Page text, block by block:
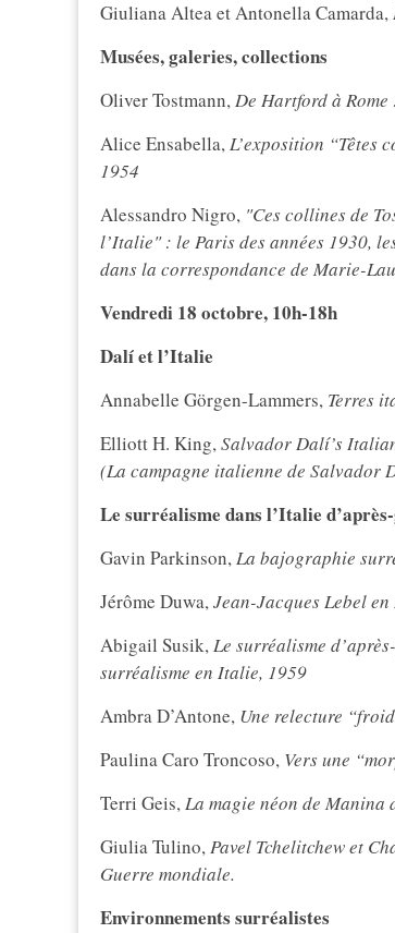
Giuliana Altea et Antonella Camarda,
Musées, galeries, collections
Oliver Tostmann,De Hartford à
Alice Ensabella,L’exposition “Têtes
1954
Alessandro Nigro, "Ces collines de
l’Italie" : le Paris des années 1930,
dans la correspondance de Marie-
Vendredi 18 octobre, 10h-18h
Dalí et l’Italie
Annabelle Görgen-Lammers, Terres
Elliott H. King,Salvador Dalí’s
(La campagne italienne de Salvador
Le surréalisme dans l’Italie
Gavin Parkinson,La bajographie
Jérôme Duwa,Jean-Jacques Lebel
Abigail Susik,Le surréalisme
surréalisme en Italie, 1959
Ambra D’Antone, Une relecture
Paulina Caro Troncoso, Vers une
Terri Geis,La magie néon de Manina
Giulia Tulino,Pavel Tchelitchew et
Guerre mondiale.
Environnements surréalistes